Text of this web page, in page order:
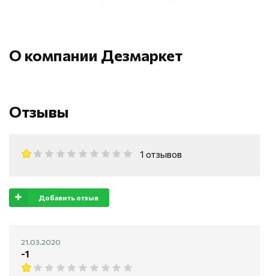
О компании Дезмаркет
Отзывы
1 отзывов
Добавить отзыв
21.03.2020
-1